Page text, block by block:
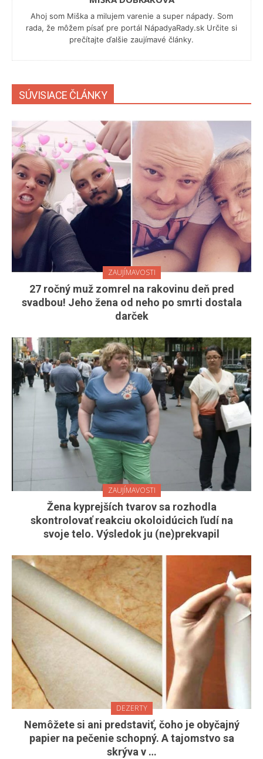
Ahoj som Miška a milujem varenie a super nápady. Som
rada, že môžem písať pre portál NápadyaRady.sk Určite si
prečítajte ďalšie zaujímavé články.
SÚVISIACE ČLÁNKY
ZAUJÍMAVOSTI
27 ročný muž zomrel na rakovinu deň pred
svadbou! Jeho žena od neho po smrti dostala
darček
ZAUJÍMAVOSTI
Žena kyprejších tvarov sa rozhodla
skontrolovať reakciu okoloidúcich ľudí na
svoje telo. Výsledok ju (ne)prekvapil
DEZERTY
Nemôžete si ani predstaviť, čoho je obyčajný
papier na pečenie schopný. A tajomstvo sa
skrýva v …